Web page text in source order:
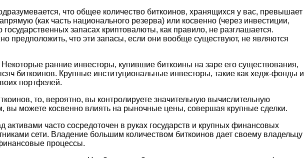
что общее количество биткоинов, хранящихся у вас, превышает
(как часть национального резерва) или косвенно (через инвестиции,
запасах криптовалюты, как правило, не разглашается.
предположить, что эти запасы, если они вообще существуют, не являются
ранние инвесторы, купившие биткоины на заре его существования,
биткоинов. Крупные институциональные инвесторы, такие как хедж-фонды и
портфелей.
то, вероятно, вы контролируете значительную вычислительную
вы можете косвенно влиять на рыночные цены, совершая крупные сделки.
часто сосредоточен в руках государств и крупных финансовых
сети. Владение большим количеством биткоинов дает своему владельцу
процессы.